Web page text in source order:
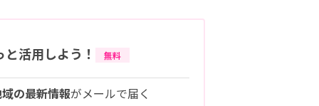
活用しよう！ 無料
の最新情報がメールで届く